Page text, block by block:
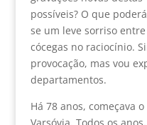
possíveis? O que
se um leve sorriso
cócegas no raciocínio.
provocação, mas vou
departamentos.
Há 78 anos, começava